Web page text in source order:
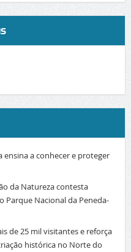
ensina a conhecer e proteger
da Natureza contesta
Parque Nacional da Peneda-
de 25 mil visitantes e reforça
histórica no Norte do